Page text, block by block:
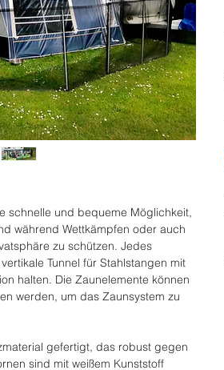
schnelle und bequeme Möglichkeit,
während Wettkämpfen oder auch
zu schützen. Jedes
Tunnel für Stahlstangen mit
halten. Die Zaunelemente können
werden, um das Zaunsystem zu
gefertigt, das robust gegen
sind mit weißem Kunststoff